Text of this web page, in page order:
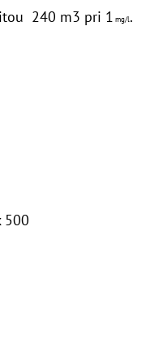
240 m3 pri 1 mg/l.
500